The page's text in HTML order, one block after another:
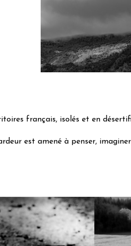
français, isolés et en
est amené à penser,